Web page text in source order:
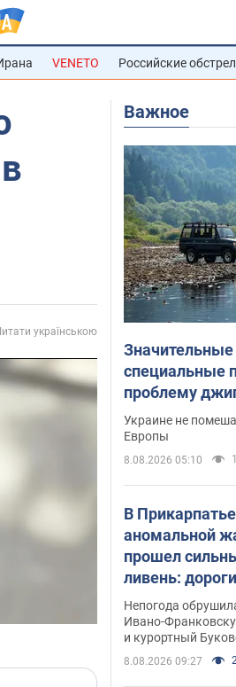
VENETO Российские
українською
Важное
специальные
проблему
границей
Украине не
Европы
8.08.2026 05:10
В
аномальной
прошел
ливень: дороги
превратились
Видео
Непогода
Ивано-
и курортный
8.08.2026 09:27